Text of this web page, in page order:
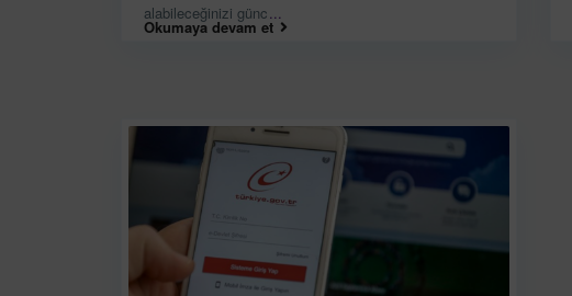
alabileceğinizi günc
Okumaya devam et